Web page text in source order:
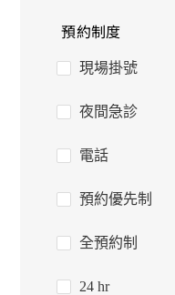
預約制度
現場掛號
夜間急診
電話
預約優先制
全預約制
24 hr